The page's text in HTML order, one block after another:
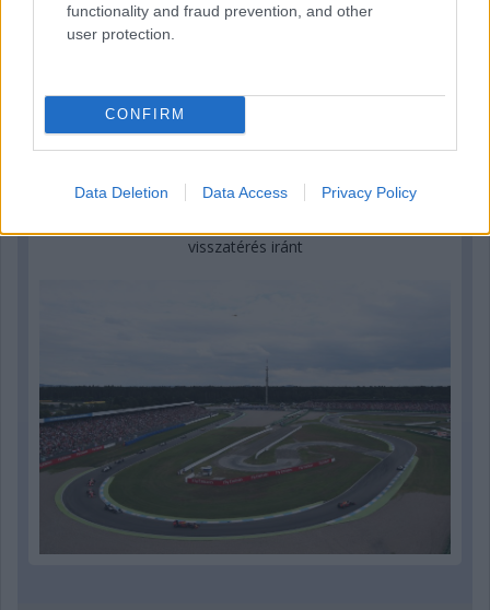
functionality and fraud prevention, and other
user protection.
CONFIRM
Data Deletion Data Access Privacy Policy
4 napja
visszatérés iránt